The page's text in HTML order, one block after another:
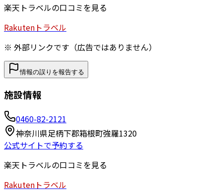
楽天トラベルの口コミを見る
Rakuten トラベル
※ 外部リンクです（広告ではありません）
情報の誤りを報告する
施設情報
0460-82-2121
神奈川県足柄下郡箱根町強羅1320
公式サイトで予約する
楽天トラベルの口コミを見る
Rakuten トラベル